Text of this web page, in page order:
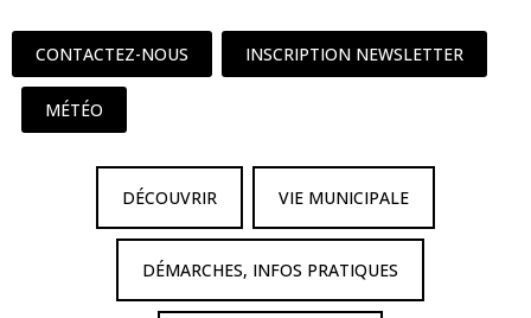
CONTACTEZ-NOUS INSCRIPTION NEWSLETTER
MÉTÉO
DÉCOUVRIR VIE MUNICIPALE
DÉMARCHES, INFOS PRATIQUES